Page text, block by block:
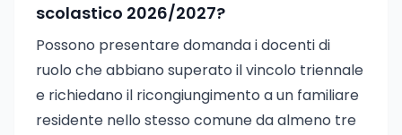
scolastico 2026/2027?
Possono presentare domanda i docenti di
ruolo che abbiano superato il vincolo triennale
e richiedano il ricongiungimento a un familiare
residente nello stesso comune da almeno tre